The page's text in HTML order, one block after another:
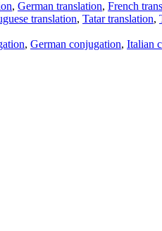
, German translation, French
translation, Tatar translation,
, German conjugation, Italian